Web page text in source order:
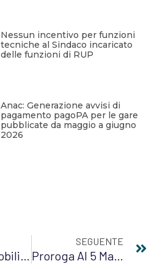
Nessun incentivo per funzioni
tecniche al Sindaco incaricato
delle funzioni di RUP
Anac: Generazione avvisi di
pagamento pagoPA per le gare
pubblicate da maggio a giugno
2026
Bando Di Mobilità, Il Candidato Escluso Ha Diritto Di Accesso Agli Atti
SEGUENTE
Proroga Al 5 Marzo 2021 Termine Assegnazione Fondo Progetti Messa In Sicurezza Strutture Pubbliche